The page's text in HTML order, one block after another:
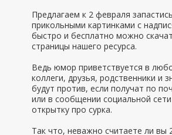
Предлагаем к 2 февраля
прикольными картинками с
быстро и бесплатно можно
страницы нашего ресурса.
Ведь юмор приветствуется в
коллеги, друзья, родственники и
будут против, если получат по
или в сообщении социальной
открытку про сурка.
Так что, неважно считаете ли вы